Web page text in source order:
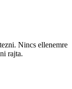
Nincs ellenemre
rajta.